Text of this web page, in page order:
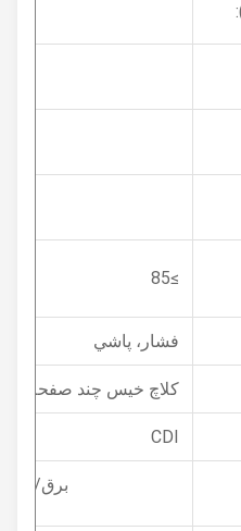
فشار، پاشي
کلاچ خیس چند صفحه ای،
برق/شروع